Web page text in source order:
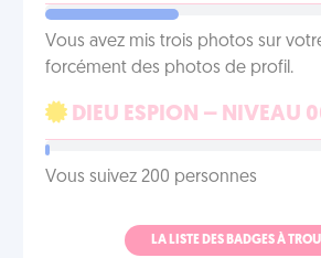
Vous avez mis trois photos sur
forcément des photos de profil.
DIEU ESPION – NIVEAU
Vous suivez 200 personnes
LA LISTE DES BADGES À